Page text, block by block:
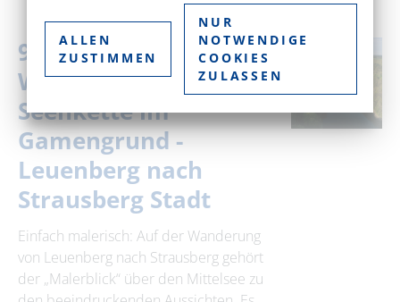
9. Etappe "66-Seen-
Wanderweg": Die
Seenkette im
Gamengrund -
Leuenberg nach
Strausberg Stadt
Einfach malerisch: Auf der Wanderung
von Leuenberg nach Strausberg gehört
der „Malerblick“ über den Mittelsee zu
ALLEN
ZUSTIMMEN
NUR
NOTWENDIGE
COOKIES
ZULASSEN